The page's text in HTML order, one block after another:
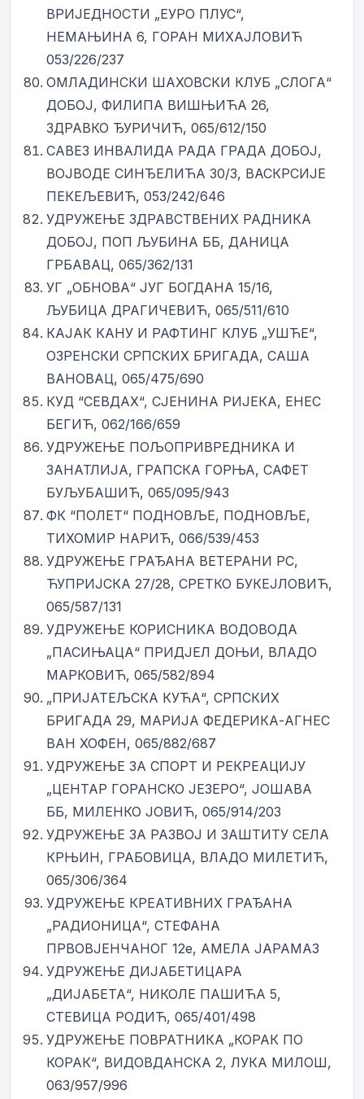
ВРИЈЕДНОСТИ „ЕУРО ПЛУС“,
НЕМАЊИНА 6, ГОРАН МИХАЈЛОВИЋ
053/226/237
ОМЛАДИНСКИ ШАХОВСКИ КЛУБ „СЛОГА“
ДОБОЈ, ФИЛИПА ВИШЊИЋА 26,
ЗДРАВКО ЂУРИЧИЋ, 065/612/150
САВЕЗ ИНВАЛИДА РАДА ГРАДА ДОБОЈ,
ВОЈВОДЕ СИНЂЕЛИЋА 30/3, ВАСКРСИЈЕ
ПЕКЕЉЕВИЋ, 053/242/646
УДРУЖЕЊЕ ЗДРАВСТВЕНИХ РАДНИКА
ДОБОЈ, ПОП ЉУБИНА ББ, ДАНИЦА
ГРБАВАЦ, 065/362/131
УГ „ОБНОВА“ ЈУГ БОГДАНА 15/16,
ЉУБИЦА ДРАГИЧЕВИЋ, 065/511/610
КАЈАК КАНУ И РАФТИНГ КЛУБ „УШЋЕ“,
ОЗРЕНСКИ СРПСКИХ БРИГАДА, САША
ВАНОВАЦ, 065/475/690
КУД “СЕВДАХ“, СЈЕНИНА РИЈЕКА, ЕНЕС
БЕГИЋ, 062/166/659
УДРУЖЕЊЕ ПОЉОПРИВРЕДНИКА И
ЗАНАТЛИЈА, ГРАПСКА ГОРЊА, САФЕТ
БУЉУБАШИЋ, 065/095/943
ФК “ПОЛЕТ“ ПОДНОВЉЕ, ПОДНОВЉЕ,
ТИХОМИР НАРИЋ, 066/539/453
УДРУЖЕЊЕ ГРАЂАНА ВЕТЕРАНИ РС,
ЋУПРИЈСКА 27/28, СРЕТКО БУКЕЈЛОВИЋ,
065/587/131
УДРУЖЕЊЕ КОРИСНИКА ВОДОВОДА
„ПАСИЊАЦА“ ПРИДЈЕЛ ДОЊИ, ВЛАДО
МАРКОВИЋ, 065/582/894
„ПРИЈАТЕЉСКА КУЋА“, СРПСКИХ
БРИГАДА 29, МАРИЈА ФЕДЕРИКА-АГНЕС
ВАН ХОФЕН, 065/882/687
УДРУЖЕЊЕ ЗА СПОРТ И РЕКРЕАЦИЈУ
„ЦЕНТАР ГОРАНСКО ЈЕЗЕРО“, ЈОШАВА
ББ, МИЛЕНКО ЈОВИЋ, 065/914/203
УДРУЖЕЊЕ ЗА РАЗВОЈ И ЗАШТИТУ СЕЛА
КРЊИН, ГРАБОВИЦА, ВЛАДО МИЛЕТИЋ,
065/306/364
УДРУЖЕЊЕ КРЕАТИВНИХ ГРАЂАНА
„РАДИОНИЦА“, СТЕФАНА
ПРВОВЈЕНЧАНОГ 12е, АМЕЛА ЈАРАМАЗ
УДРУЖЕЊЕ ДИЈАБЕТИЦАРА
„ДИЈАБЕТА“, НИКОЛЕ ПАШИЋА 5,
СТЕВИЦА РОДИЋ, 065/401/498
УДРУЖЕЊЕ ПОВРАТНИКА „КОРАК ПО
КОРАК“, ВИДОВДАНСКА 2, ЛУКА МИЛОШ,
063/957/996